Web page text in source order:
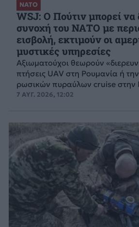
ΝΑΤΟ
WSJ: Ο Πούτιν μπορεί να
συνοχή του ΝΑΤΟ με
εισβολή, εκτιμούν οι
μυστικές υπηρεσίες
Αξιωματούχοι θεωρούν
πτήσεις UAV στη Ρουμανία ή
ρωσικών πυραύλων cruise στην
7 ΑΥΓ. 2026, 12:02